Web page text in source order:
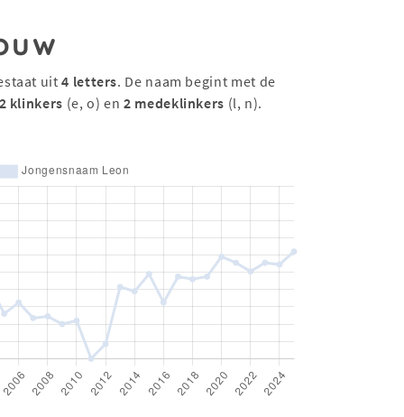
uit4 letters. De naam begint met de
2 klinkers (e, o) en2 medeklinkers (l, n).